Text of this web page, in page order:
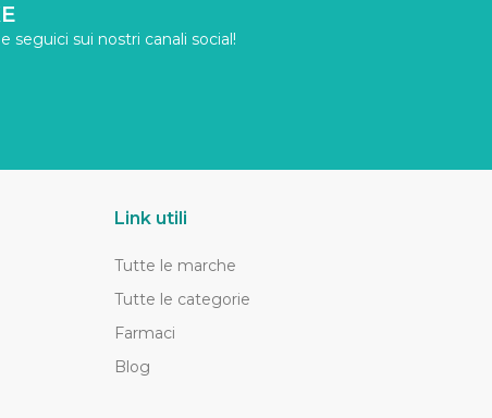
seguici sui nostri canali social!
Link utili
Tutte le marche
Tutte le categorie
Farmaci
Blog